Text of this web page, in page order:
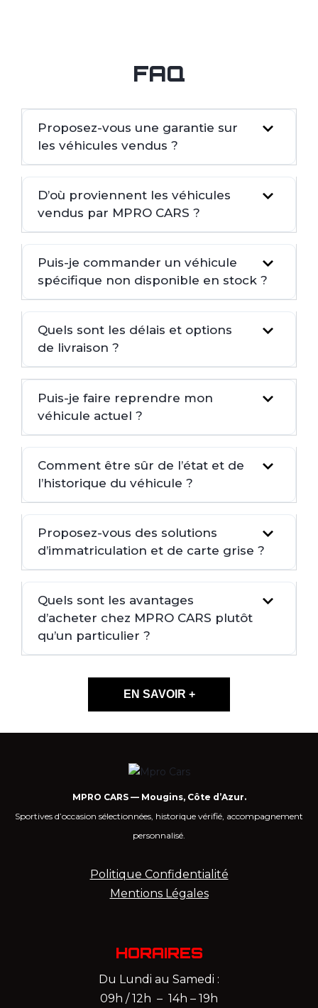
FAQ
Proposez-vous une garantie sur
les véhicules vendus ?
D’où proviennent les véhicules
vendus par MPRO CARS ?
Puis-je commander un véhicule
spécifique non disponible en stock ?
Quels sont les délais et options
de livraison ?
Puis-je faire reprendre mon
véhicule actuel ?
Comment être sûr de l’état et de
l’historique du véhicule ?
Proposez-vous des solutions
d’immatriculation et de carte grise ?
Quels sont les avantages
d’acheter chez MPRO CARS plutôt
qu’un particulier ?
EN SAVOIR +
MPRO CARS — Mougins, Côte d’Azur.
Sportives d’occasion sélectionnées, historique vérifié, accompagnement
personnalisé.
Politique Confidentialité
Mentions Légales
HORAIRES
Du Lundi au Samedi :
09h / 12h – 14h – 19h